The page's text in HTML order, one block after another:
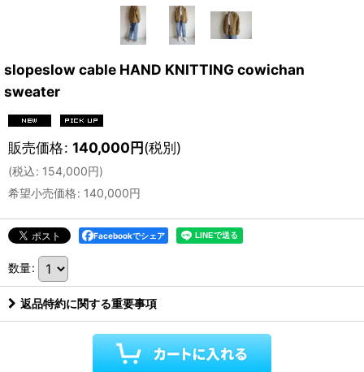
slopeslow cable HAND KNITTING cowichan
sweater
販売価格: 140,000円(税別)
(税込: 154,000円)
希望小売価格: 140,000円
Facebookでシェア
数量:
返品特約に関する重要事項